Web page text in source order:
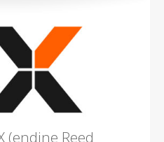
(endine Reed